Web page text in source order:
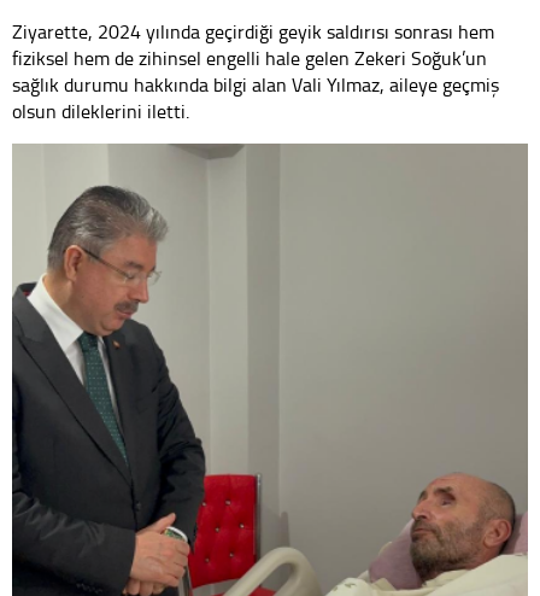
Ziyarette, 2024 yılında geçirdiği geyik saldırısı sonrası hem
fiziksel hem de zihinsel engelli hale gelen Zekeri Soğuk’un
sağlık durumu hakkında bilgi alan Vali Yılmaz, aileye geçmiş
olsun dileklerini iletti.